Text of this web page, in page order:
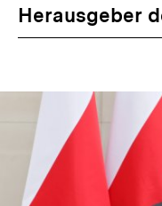
Herausgeber